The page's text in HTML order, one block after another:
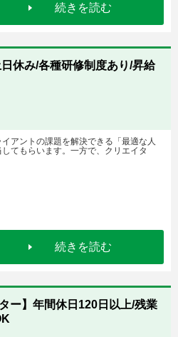
続きを読む
休み/各種研修制度あり/昇給
アントの課題を解決できる「最適な人
てもらいます。一方で、クリエイタ
続きを読む
ー】年間休日120日以上/残業